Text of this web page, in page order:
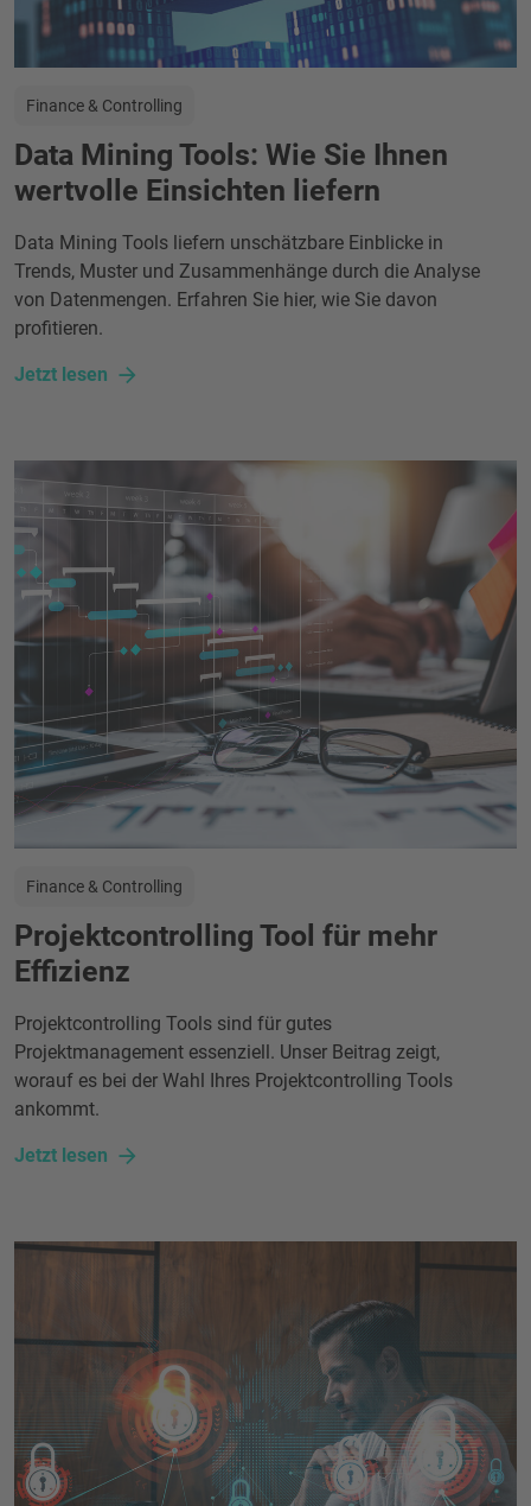
Finance & Controlling
Data Mining Tools: Wie Sie Ihnen
wertvolle Einsichten liefern
Data Mining Tools liefern unschätzbare Einblicke in
Trends, Muster und Zusammenhänge durch die Analyse
von Datenmengen. Erfahren Sie hier, wie Sie davon
profitieren.
Jetzt lesen
Finance & Controlling
Projektcontrolling Tool für mehr
Effizienz
Projektcontrolling Tools sind für gutes
Projektmanagement essenziell. Unser Beitrag zeigt,
worauf es bei der Wahl Ihres Projektcontrolling Tools
ankommt.
Jetzt lesen